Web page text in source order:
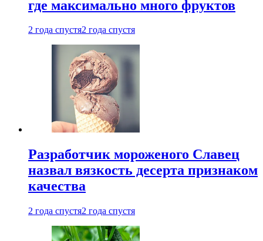
где максимально много фруктов
2 года спустя2 года спустя
Разработчик мороженого Славец
назвал вязкость десерта признаком
качества
2 года спустя2 года спустя